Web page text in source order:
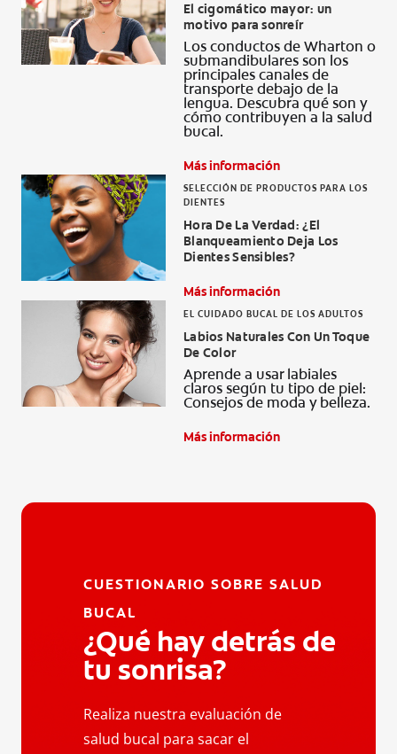
El cigomático mayor: un
motivo para sonreír
Los conductos de Wharton o
submandibulares son los
principales canales de
transporte debajo de la
lengua. Descubra qué son y
cómo contribuyen a la salud
bucal.
Más información
SELECCIÓN DE PRODUCTOS PARA LOS
DIENTES
Hora De La Verdad: ¿El
Blanqueamiento Deja Los
Dientes Sensibles?
Más información
EL CUIDADO BUCAL DE LOS ADULTOS
Labios Naturales Con Un Toque
De Color
Aprende a usar labiales
claros según tu tipo de piel:
Consejos de moda y belleza.
Más información
CUESTIONARIO SOBRE SALUD
BUCAL
¿Qué hay detrás de
tu sonrisa?
Realiza nuestra evaluación de
salud bucal para sacar el